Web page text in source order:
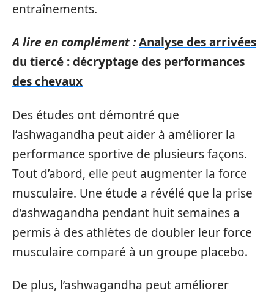
entraînements.
A lire en complément :Analyse des arrivées
du tiercé : décryptage des performances
des chevaux
Des études ont démontré que
l’ashwagandha peut aider à améliorer la
performance sportive de plusieurs façons.
Tout d’abord, elle peut augmenter la force
musculaire. Une étude a révélé que la prise
d’ashwagandha pendant huit semaines a
permis à des athlètes de doubler leur force
musculaire comparé à un groupe placebo.
De plus, l’ashwagandha peut améliorer